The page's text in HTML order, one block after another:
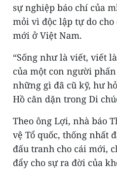
sự nghiệp báo chí của
mỏi vì độc lập tự do
mới ở Việt Nam.
“Sống như là viết, viết
của một con người
những gì đã cũ kỹ, hư
Hồ căn dặn trong Di
Theo ông Lợi, nhà báo
vệ Tổ quốc, thống nhất
đấu tranh cho cái mới,
đẩy cho sự ra đời của